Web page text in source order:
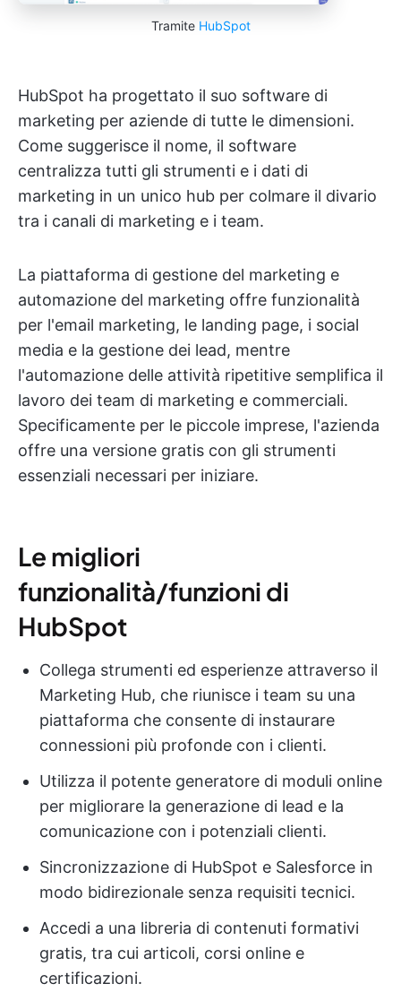
Tramite HubSpot
HubSpot ha progettato il suo software di
marketing per aziende di tutte le dimensioni.
Come suggerisce il nome, il software
centralizza tutti gli strumenti e i dati di
marketing in un unico hub per colmare il divario
tra i canali di marketing e i team.
La piattaforma di gestione del marketing e
automazione del marketing offre funzionalità
per l'email marketing, le landing page, i social
media e la gestione dei lead, mentre
l'automazione delle attività ripetitive semplifica il
lavoro dei team di marketing e commerciali.
Specificamente per le piccole imprese, l'azienda
offre una versione gratis con gli strumenti
essenziali necessari per iniziare.
Le migliori
funzionalità/funzioni di
HubSpot
Collega strumenti ed esperienze attraverso il
Marketing Hub, che riunisce i team su una
piattaforma che consente di instaurare
connessioni più profonde con i clienti.
Utilizza il potente generatore di moduli online
per migliorare la generazione di lead e la
comunicazione con i potenziali clienti.
Sincronizzazione di HubSpot e Salesforce in
modo bidirezionale senza requisiti tecnici.
Accedi a una libreria di contenuti formativi
gratis, tra cui articoli, corsi online e
certificazioni.